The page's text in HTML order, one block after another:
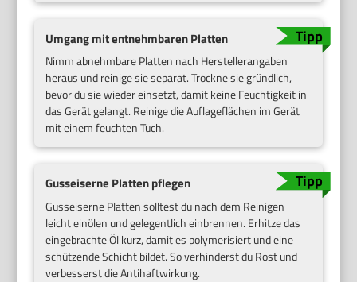
Umgang mit entnehmbaren Platten
Nimm abnehmbare Platten nach Herstellerangaben
heraus und reinige sie separat. Trockne sie gründlich,
bevor du sie wieder einsetzt, damit keine Feuchtigkeit in
das Gerät gelangt. Reinige die Auflageflächen im Gerät
mit einem feuchten Tuch.
Gusseiserne Platten pflegen
Gusseiserne Platten solltest du nach dem Reinigen
leicht einölen und gelegentlich einbrennen. Erhitze das
eingebrachte Öl kurz, damit es polymerisiert und eine
schützende Schicht bildet. So verhinderst du Rost und
verbesserst die Antihaftwirkung.